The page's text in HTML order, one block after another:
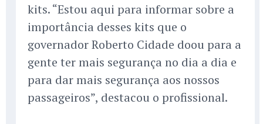
kits. “Estou aqui para informar sobre a
importância desses kits que o
governador Roberto Cidade doou para a
gente ter mais segurança no dia a dia e
para dar mais segurança aos nossos
passageiros”, destacou o profissional.